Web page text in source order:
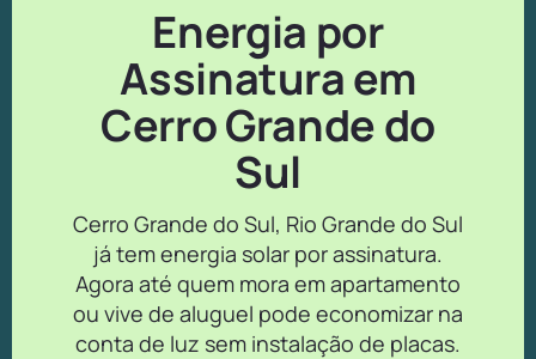
Energia por
Assinatura em
Cerro Grande do
Sul
Cerro Grande do Sul, Rio Grande do Sul
já tem energia solar por assinatura.
Agora até quem mora em apartamento
ou vive de aluguel pode economizar na
conta de luz sem instalação de placas.